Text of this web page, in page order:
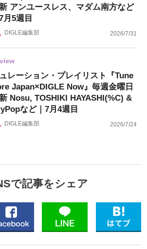
アンユースレス、マダム南方など
7月5週目
DIGLE編集部 2026/7/31
レーション・プレイリスト『Tune
Japan×DIGLE Now』毎週金曜日
Nosu, TOSHIKI HAYASHI(%C) &
など｜7月4週目
DIGLE編集部 2026/7/24
で記事をシェア